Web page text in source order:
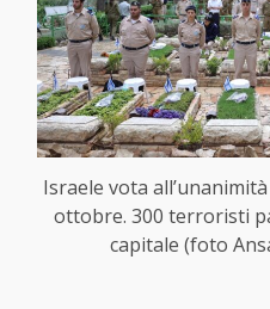
Israele vota
ottobre. 300 terroristi
capitale (foto